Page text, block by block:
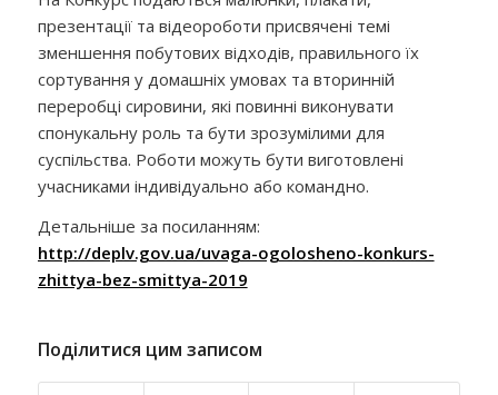
презентації та відеороботи присвячені темі
зменшення побутових відходів, правильного їх
сортування у домашніх умовах та вторинній
переробці сировини, які повинні виконувати
спонукальну роль та бути зрозумілими для
суспільства. Роботи можуть бути виготовлені
учасниками індивідуально або командно.
Детальніше за посиланням:
http://deplv.gov.ua/uvaga-ogolosheno-konkurs-
zhittya-bez-smittya-2019
Поділитися цим записом